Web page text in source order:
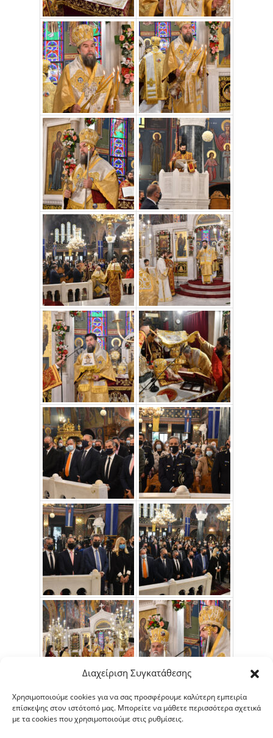
Διαχείριση Συγκατάθεσης
Χρησιμοποιούμε cookies για να σας προσφέρουμε καλύτερη εμπειρία
επίσκεψης στον ιστότοπό μας. Μπορείτε να μάθετε περισσότερα σχετικά
με τα cookies που χρησιμοποιούμε στις ρυθμίσεις.